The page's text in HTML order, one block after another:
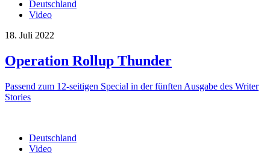
Deutschland
Video
18. Juli 2022
Operation Rollup Thunder
Passend zum 12-seitigen Special in der fünften Ausgabe des Writer
Stories
Deutschland
Video